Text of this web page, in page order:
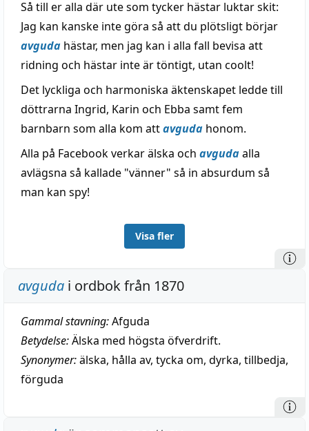
Så till er alla där ute som tycker hästar luktar skit:
Jag kan kanske inte göra så att du plötsligt börjar
avguda hästar, men jag kan i alla fall bevisa att
ridning och hästar inte är töntigt, utan coolt!
Det lyckliga och harmoniska äktenskapet ledde till
döttrarna Ingrid, Karin och Ebba samt fem
barnbarn som alla kom attavguda honom.
Alla på Facebook verkar älska och avgudaalla
avlägsna så kallade "vänner" så in absurdum så
man kan spy!
Visa fler
avguda i ordbok från 1870
Gammal stavning:Afguda
Betydelse:Älska med högsta öfverdrift.
Synonymer:älska, hålla av, tycka om, dyrka, tillbedja,
förguda